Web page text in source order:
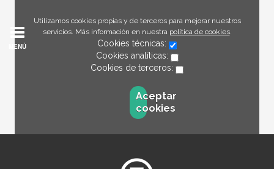
Utilizamos cookies propias y de terceros para mejorar nuestros
servicios. Más información en nuestra política de cookies.
Cookies técnicas:
Cookies analíticas:
Cookies de terceros:
Aceptar
cookies
MENÚ